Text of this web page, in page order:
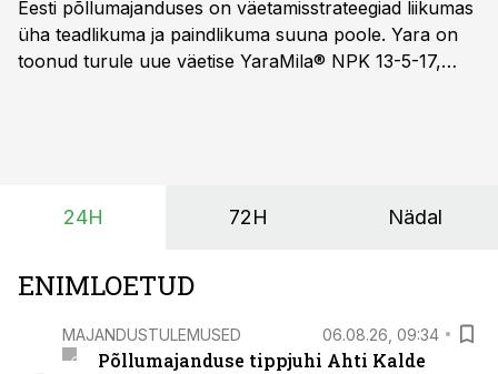
Eesti põllumajanduses on väetamisstrateegiad liikumas
üha teadlikuma ja paindlikuma suuna poole. Yara on
toonud turule uue väetise YaraMila® NPK 13-5-17,
24H 72H Nädal
ENIMLOETUD
MAJANDUSTULEMUSED 06.08.26, 09:34
Põllumajanduse tippjuhi Ahti Kalde